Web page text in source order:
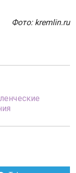
Фото: kremlin.ru